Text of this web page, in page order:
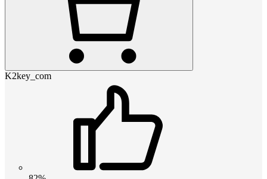
K2key_com